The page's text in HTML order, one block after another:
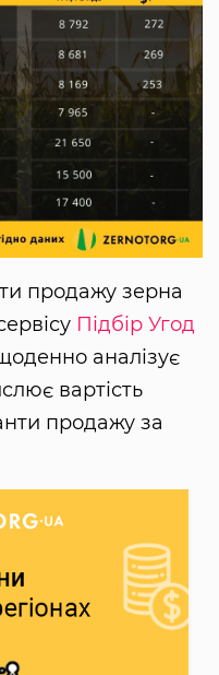
продажу зерна
Підбір Угод
аналізує
вартість
продажу за